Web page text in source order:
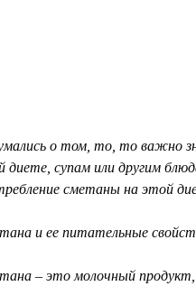
диете, супам или другим
сметаны на этой
и ее питательные
– это молочный продукт,